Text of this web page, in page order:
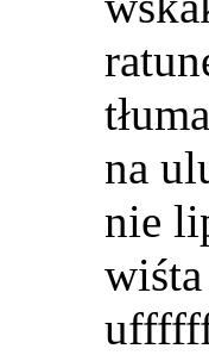
na
nie